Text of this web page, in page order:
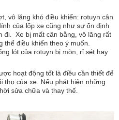
vô lăng khó điều khiển: rotuyn cân
của lốp xe cũng như sự ổn định
đi. Xe bị mất cân bằng, vô lăng rất
thể điều khiển theo ý muốn.
lót của rotuyn bị mòn, rỉ sét hay
hoạt động tốt là điều cần thiết để
thọ của xe. Nếu phát hiện những
sửa chữa và thay thế.